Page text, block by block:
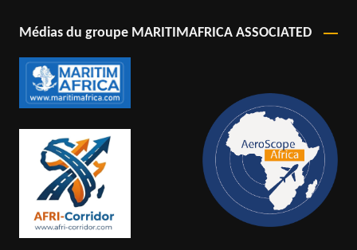
Médias du groupe MARITIMAFRICA ASSOCIATED